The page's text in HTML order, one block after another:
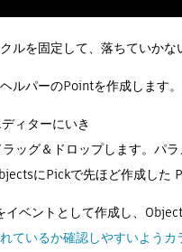
ルを固定して、落ちていかな
ルパーのPointを作成します。
ィターにいき
ッグ＆ドロップします。パ
にPickで先ほど作成した
ベントとして作成し、Object
ているか確認しやすいようカ